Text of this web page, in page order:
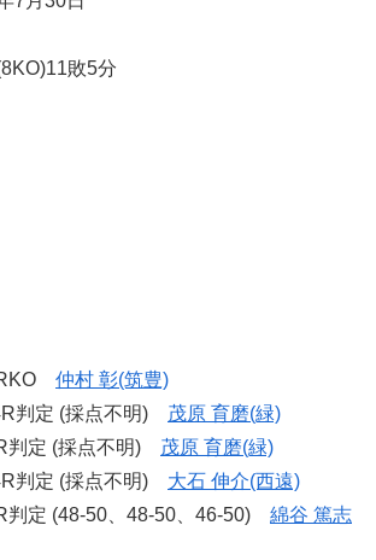
敗5分
仲村 彰(筑豊)
判定 (採点不明) 茂原 育磨(緑)
定 (採点不明) 茂原 育磨(緑)
判定 (採点不明) 大石 伸介(西遠)
定 (48-50、48-50、46-50) 綿谷 篤志